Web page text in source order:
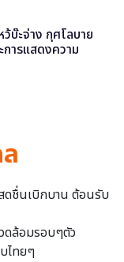
ว้บ๊ะจ่าง กุศโลบาย
ารแสดงความ
ดชื่นเบิกบาน ต้อนรับ
ดล้อมรอบๆตัว
ไทยๆ